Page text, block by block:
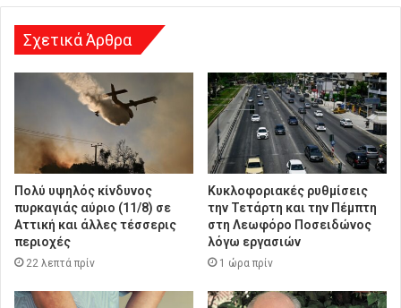
Σχετικά Άρθρα
Πολύ υψηλός κίνδυνος
πυρκαγιάς αύριο (11/8) σε
Αττική και άλλες τέσσερις
περιοχές
22 λεπτά πρίν
Κυκλοφοριακές ρυθμίσεις
την Τετάρτη και την Πέμπτη
στη Λεωφόρο Ποσειδώνος
λόγω εργασιών
1 ώρα πρίν